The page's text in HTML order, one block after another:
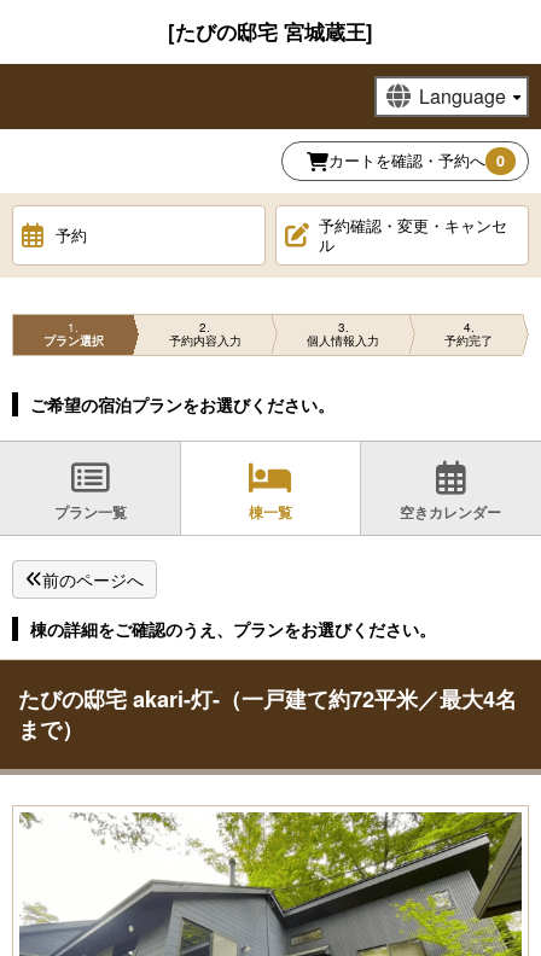
[たびの邸宅 宮城蔵王]
カートを確認・予約へ 0
予約
予約確認・変更・キャンセ
ル
1
プラン選択
2
予約内容入力
3
個人情報入力
4
予約完了
ご希望の宿泊プランをお選びください。
プラン一覧 棟一覧 空きカレンダー
前のページへ
棟の詳細をご確認のうえ、プランをお選びください。
たびの邸宅 akari-灯-（一戸建て約72平米／最大4名
まで）